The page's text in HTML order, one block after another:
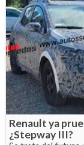
Renault ya
¿Stepway III?